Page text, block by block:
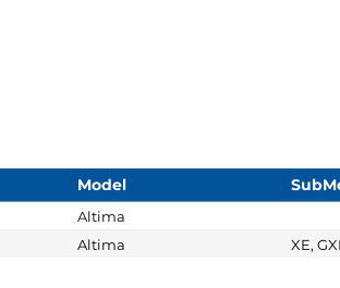
Model
Altima
Altima XE,